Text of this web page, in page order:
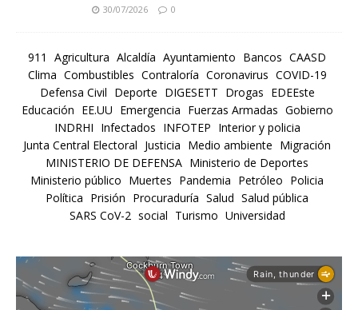
30/07/2026 0
911 Agricultura Alcaldía Ayuntamiento Bancos CAASD
Clima Combustibles Contraloría Coronavirus COVID-19
Defensa Civil Deporte DIGESETT Drogas EDEEste
Educación EE.UU Emergencia Fuerzas Armadas Gobierno
INDRHI Infectados INFOTEP Interior y policia
Junta Central Electoral Justicia Medio ambiente Migración
MINISTERIO DE DEFENSA Ministerio de Deportes
Ministerio público Muertes Pandemia Petróleo Policia
Política Prisión Procuraduría Salud Salud pública
SARS CoV-2 social Turismo Universidad